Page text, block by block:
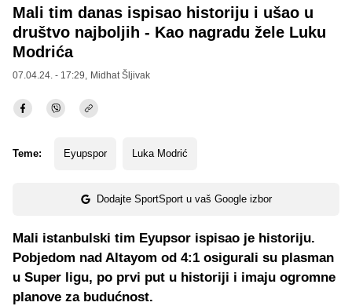
Mali tim danas ispisao historiju i ušao u
društvo najboljih - Kao nagradu žele Luku
Modrića
07.04.24. - 17:29, Midhat Šljivak
Teme: Eyupspor Luka Modrić
Dodajte SportSport u vaš Google izbor
Mali istanbulski tim Eyupsor ispisao je historiju.
Pobjedom nad Altayom od 4:1 osigurali su plasman
u Super ligu, po prvi put u historiji i imaju ogromne
planove za budućnost.